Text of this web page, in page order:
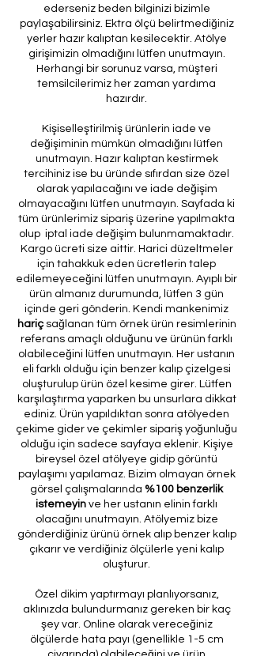
ederseniz beden bilginizi bizimle
paylaşabilirsiniz. Ektra ölçü belirtmediğiniz
yerler hazır kalıptan kesilecektir. Atölye
girişimizin olmadığını lütfen unutmayın.
Herhangi bir sorunuz varsa, müşteri
temsilcilerimiz her zaman yardıma
hazırdır.
Kişiselleştirilmiş ürünlerin iade ve
değişiminin mümkün olmadığını lütfen
unutmayın. Hazır kalıptan kestirmek
tercihiniz ise bu üründe sıfırdan size özel
olarak yapılacağını ve iade değişim
olmayacağını lütfen unutmayın. Sayfada ki
tüm ürünlerimiz sipariş üzerine yapılmakta
olup iptal iade değişim bulunmamaktadır.
Kargo ücreti size aittir. Harici düzeltmeler
için tahakkuk eden ücretlerin talep
edilemeyeceğini lütfen unutmayın. Ayıplı bir
ürün almanız durumunda, lütfen 3 gün
içinde geri gönderin. Kendi mankenimiz
hariçsağlanan tüm örnek ürün resimlerinin
referans amaçlı olduğunu ve ürünün farklı
olabileceğini lütfen unutmayın. Her ustanın
eli farklı olduğu için benzer kalıp çizelgesi
oluşturulup ürün özel kesime girer. Lütfen
karşılaştırma yaparken bu unsurlara dikkat
ediniz. Ürün yapıldıktan sonra atölyeden
çekime gider ve çekimler sipariş yoğunluğu
olduğu için sadece sayfaya eklenir. Kişiye
bireysel özel atölyeye gidip görüntü
paylaşımı yapılamaz. Bizim olmayan örnek
görsel çalışmalarında %100 benzerlik
istemeyin ve her ustanın elinin farklı
olacağını unutmayın. Atölyemiz bize
gönderdiğiniz ürünü örnek alıp benzer kalıp
çıkarır ve verdiğiniz ölçülerle yeni kalıp
oluşturur.
Özel dikim yaptırmayı planlıyorsanız,
aklınızda bulundurmanız gereken bir kaç
şey var. Online olarak vereceğiniz
ölçülerde hata payı (genellikle 1-5 cm